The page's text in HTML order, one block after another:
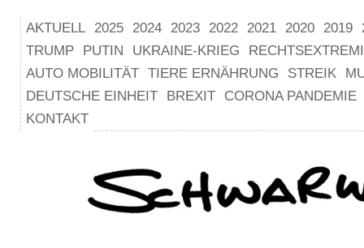
AKTUELL 2025 2024 2023 2022 2021 2020 2019
TRUMP
PUTIN UKRAINE-KRIEG
AUTO MOBILITÄT TIERE ERNÄHRUNG STREIK
DEUTSCHE EINHEIT
BREXIT
CORONA PANDEMIE
KONTAKT